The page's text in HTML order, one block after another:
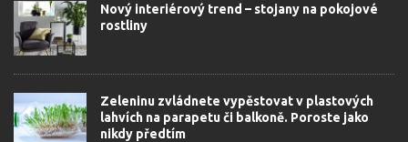
Nový interiérový trend – stojany na pokojové
rostliny
Zeleninu zvládnete vypěstovat v plastových
lahvích na parapetu či balkoně. Poroste jako
nikdy předtím